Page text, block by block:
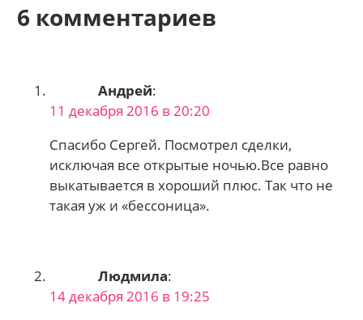
6 комментариев
Андрей:
11 декабря 2016 в 20:20
Спасибо Сергей. Посмотрел сделки,
исключая все открытые ночью.Все равно
выкатывается в хороший плюс. Так что не
такая уж и «бессоница».
Людмила:
14 декабря 2016 в 19:25